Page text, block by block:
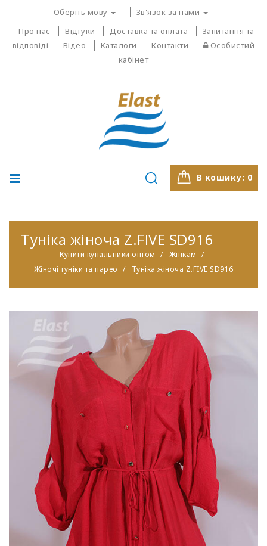
Оберіть мову
Зв'язок за нами
Про нас
Відгуки Доставка та оплата
Запитання та
відповіді
Відео Каталоги Контакти
Особистий
кабінет
В кошику: 0
Туніка жіноча Z.FIVE SD916
Купити купальники оптом
Жінкам
Жіночі туніки та парео
Туніка жіноча Z.FIVE SD916